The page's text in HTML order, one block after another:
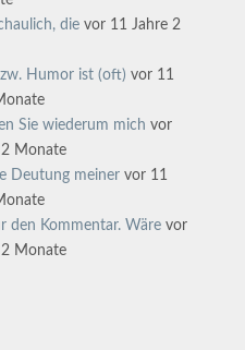
die vor 11 Jahre 2
Humor ist (oft) vor 11
Sie wiederum mich vor
Monate
Deutung meiner vor 11
den Kommentar. Wäre vor
Monate